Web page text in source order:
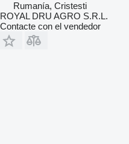
Rumanía, Cristesti
ROYAL DRU AGRO S.R.L.
Contacte con el vendedor